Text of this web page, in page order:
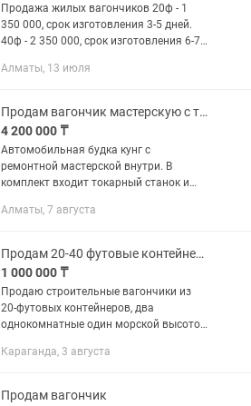
Продажа жилых вагончиков 20ф - 1
350 000, срок изготовления 3-5 дней.
40ф - 2 350 000, срок изготовления 6-7
Алматы, 13 июля
Продам вагончик мастерскую с токарным станком
4 200 000 ₸
Автомобильная будка кунг с
ремонтной мастерской внутри. В
комплект входит токарный станок и
Имеется возможность установить на
Алматы, 7 августа
Продам 20-40 футовые контейнеры
1 000 000 ₸
Продаю строительные вагончики из
20-футовых контейнеров, два
однокомнатные один морской высотой
Караганде в отличном состоянии.
футовые...
Караганда, 3 августа
Продам вагончик